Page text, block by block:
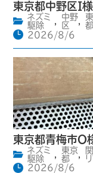
東京都中野区I
ネズミ
駆除
,
中野
区
,
都
2026/8/6
東京都青梅市O
ネズミ
駆除
,
東京
都
,
2026/8/6